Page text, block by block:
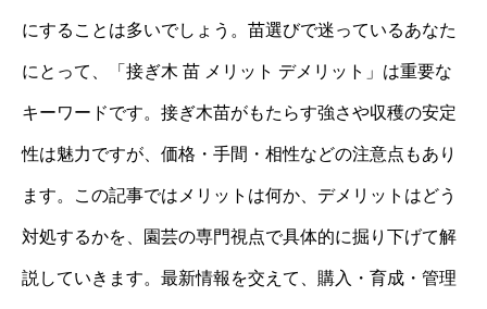
にすることは多いでしょう。苗選びで迷っているあなた
にとって、「接ぎ木 苗 メリット デメリット」は重要な
キーワードです。接ぎ木苗がもたらす強さや収穫の安定
性は魅力ですが、価格・手間・相性などの注意点もあり
ます。この記事ではメリットは何か、デメリットはどう
対処するかを、園芸の専門視点で具体的に掘り下げて解
説していきます。最新情報を交えて、購入・育成・管理